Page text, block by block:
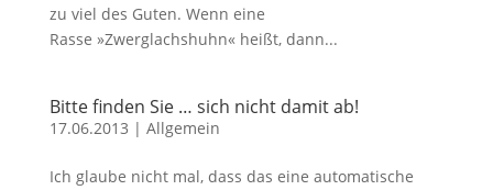
zu viel des Guten. Wenn eine
Rasse »Zwerglachshuhn« heißt, dann...
Bitte finden Sie … sich nicht damit ab!
17.06.2013 | Allgemein
Ich glaube nicht mal, dass das eine automatische